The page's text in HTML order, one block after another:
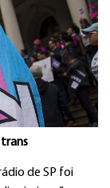
de SP foi